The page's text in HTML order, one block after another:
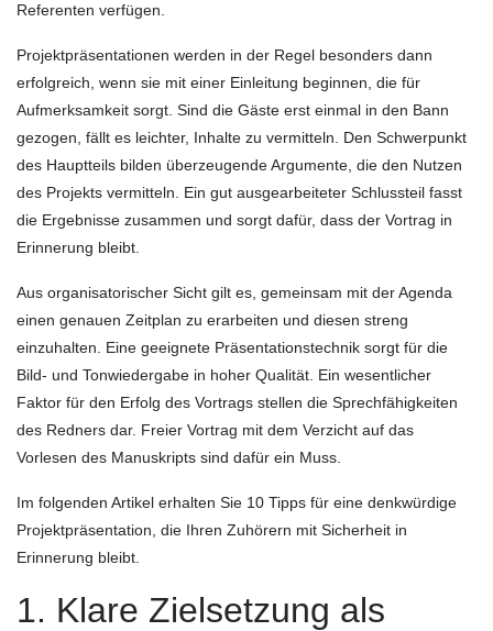
Referenten verfügen.
Projektpräsentationen werden in der Regel besonders dann
erfolgreich, wenn sie mit einer Einleitung beginnen, die für
Aufmerksamkeit sorgt. Sind die Gäste erst einmal in den Bann
gezogen, fällt es leichter, Inhalte zu vermitteln. Den Schwerpunkt
des Hauptteils bilden überzeugende Argumente, die den Nutzen
des Projekts vermitteln. Ein gut ausgearbeiteter Schlussteil fasst
die Ergebnisse zusammen und sorgt dafür, dass der Vortrag in
Erinnerung bleibt.
Aus organisatorischer Sicht gilt es, gemeinsam mit der Agenda
einen genauen Zeitplan zu erarbeiten und diesen streng
einzuhalten. Eine geeignete Präsentationstechnik sorgt für die
Bild- und Tonwiedergabe in hoher Qualität. Ein wesentlicher
Faktor für den Erfolg des Vortrags stellen die Sprechfähigkeiten
des Redners dar. Freier Vortrag mit dem Verzicht auf das
Vorlesen des Manuskripts sind dafür ein Muss.
Im folgenden Artikel erhalten Sie 10 Tipps für eine denkwürdige
Projektpräsentation, die Ihren Zuhörern mit Sicherheit in
Erinnerung bleibt.
1. Klare Zielsetzung als